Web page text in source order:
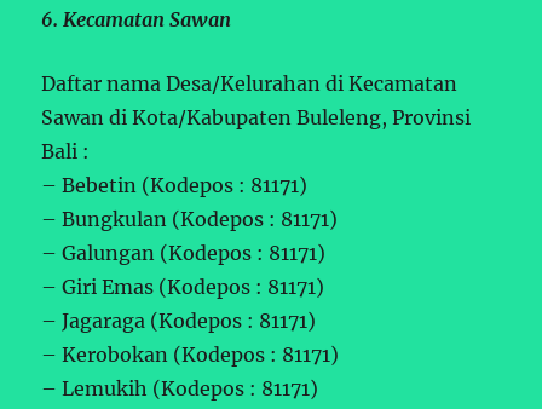
6. Kecamatan Sawan
Daftar nama Desa/Kelurahan di Kecamatan
Sawan di Kota/Kabupaten Buleleng, Provinsi
Bali :
– Bebetin (Kodepos : 81171)
– Bungkulan (Kodepos : 81171)
– Galungan (Kodepos : 81171)
– Giri Emas (Kodepos : 81171)
– Jagaraga (Kodepos : 81171)
– Kerobokan (Kodepos : 81171)
– Lemukih (Kodepos : 81171)